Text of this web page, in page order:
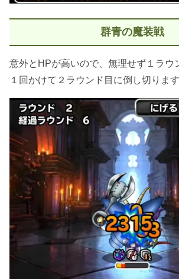
群青の魔装戦
意外とHPが高いので、無理せず１ラウ
１回かけて２ラウンド目に倒し切ります